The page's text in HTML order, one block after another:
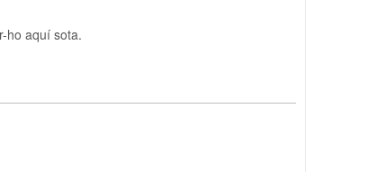
ho aquí sota.